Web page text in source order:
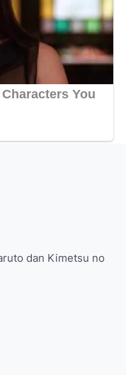
dan Kimetsu no